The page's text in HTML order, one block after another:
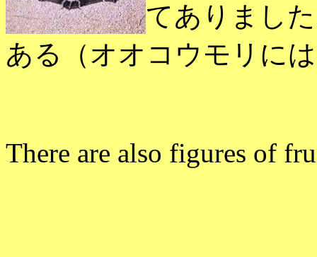
てありまし
ある（オオコウモリに
There are also figures of